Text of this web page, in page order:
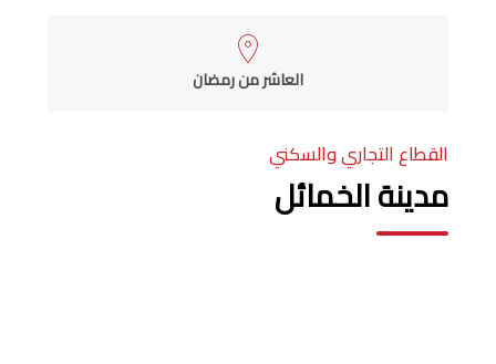
العاشر من رمضان
القطاع التجاري والسكني
مدينة الخمائل